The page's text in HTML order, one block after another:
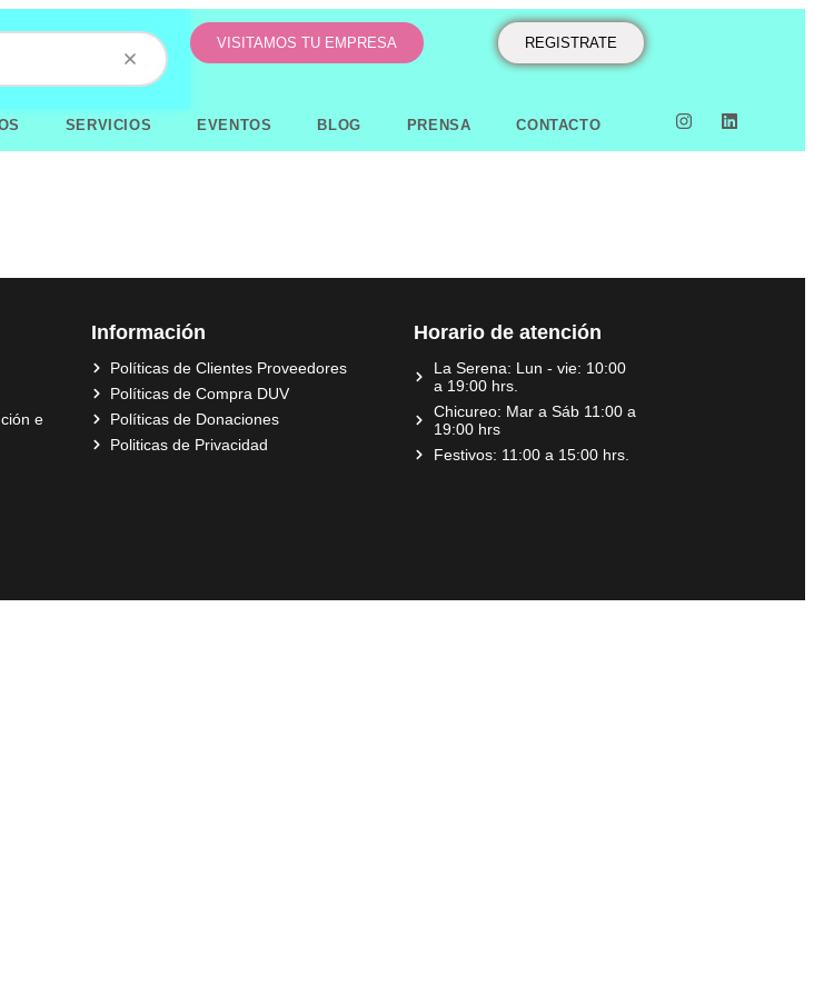
VISITAMOS TU EMPRESA REGISTRATE
SERVICIOS EVENTOS BLOG PRENSA CONTACTO
e
Información
Políticas de Clientes Proveedores
Políticas de Compra DUV
Políticas de Donaciones
Politicas de Privacidad
Horario de atención
La Serena: Lun - vie: 10:00
a 19:00 hrs.
Chicureo: Mar a Sáb 11:00 a
19:00 hrs
Festivos: 11:00 a 15:00 hrs.